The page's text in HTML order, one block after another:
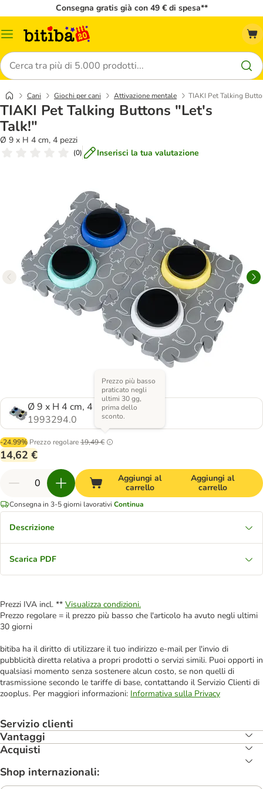
Consegna gratis già con 49 € di spesa**
Overview
Cerca
Cani Giochi per cani Attivazione mentale TIAKI Pet Talking
TIAKI Pet Talking Buttons "Let's
Talk!"
Ø 9 x H 4 cm, 4 pezzi
(0) Inserisci la tua valutazione
Ø 9 x H 4 cm, 4 pezzi
1993294.0
-24.99% Prezzo regolare19,49 €
Prezzo più basso
praticato negli
ultimi 30 gg,
prima dello
sconto.
14,62 €
Aggiungi al
carrello
Aggiungi al
carrello
Consegna in 3-5 giorni lavorativi Continua
Descrizione
Scarica PDF
Prezzi IVA incl. ** Visualizza condizioni.
Prezzo regolare = il prezzo più basso che l'articolo ha avuto negli ultimi
30 giorni
bitiba ha il diritto di utilizzare il tuo indirizzo e-mail per l'invio di
pubblicità diretta relativa a propri prodotti o servizi simili. Puoi opporti in
qualsiasi momento senza sostenere alcun costo, se non quelli di
trasmissione secondo le tariffe di base, contattando il Servizio Clienti di
zooplus. Per maggiori informazioni: Informativa sulla Privacy
Servizio clienti
Vantaggi
Acquisti
Shop internazionali: